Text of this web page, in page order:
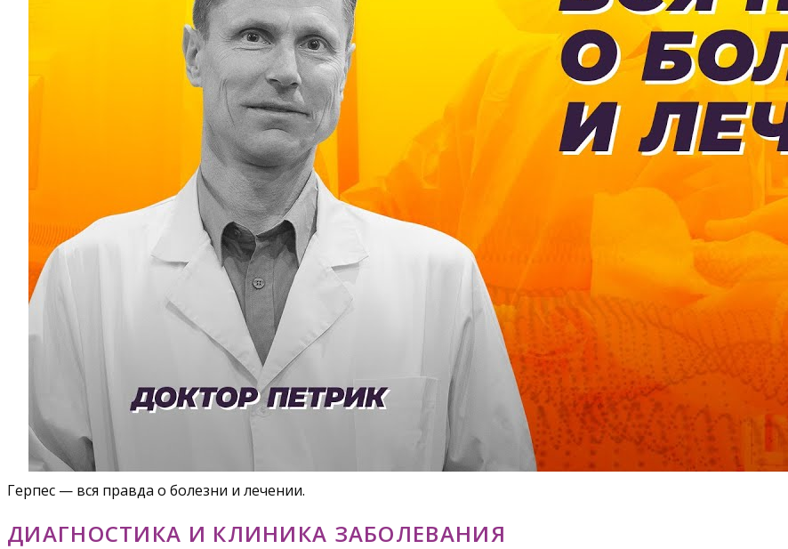
Герпес — вся правда о болезни и лечении.
ДИАГНОСТИКА И КЛИНИКА ЗАБОЛЕВАНИЯ